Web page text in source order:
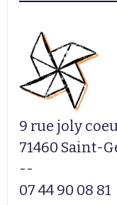
9 rue joly
71460 Saint-
--
07 44 90 08 81